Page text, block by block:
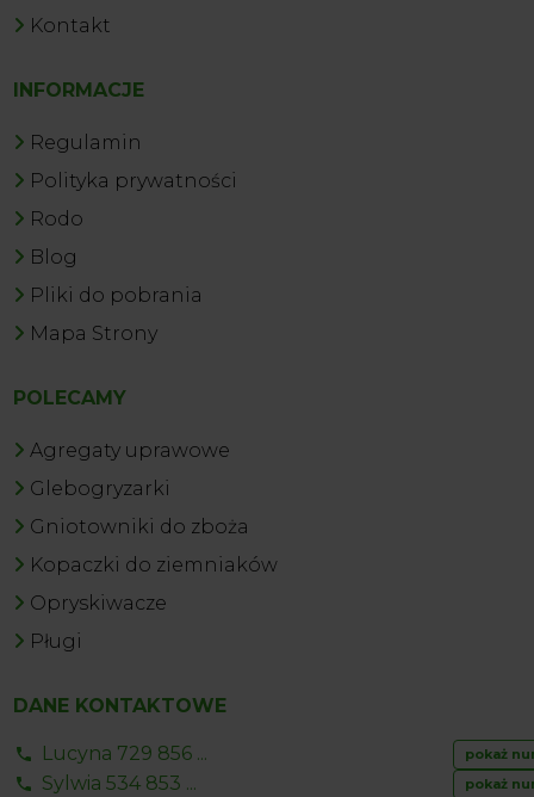
Kontakt
INFORMACJE
Regulamin
Polityka prywatności
Rodo
Blog
Pliki do pobrania
Mapa Strony
POLECAMY
Agregaty uprawowe
Glebogryzarki
Gniotowniki do zboża
Kopaczki do ziemniaków
Opryskiwacze
Pługi
DANE KONTAKTOWE
Lucyna 729 856 ... pokaż
Sylwia 534 853 ... pokaż